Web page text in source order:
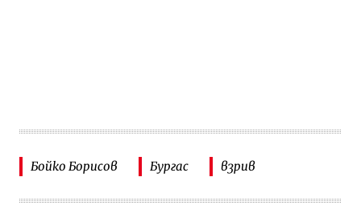
Бойко Борисов Бургас взрив